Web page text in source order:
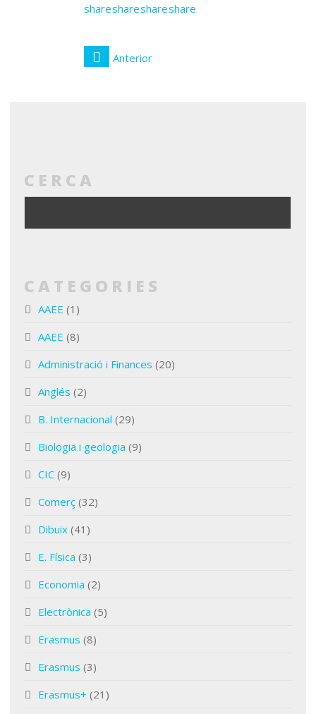
Anterior
CERCA
CATEGORIES
AAEE (1)
AAEE (8)
Administració i Finances (20)
Anglés (2)
B. Internacional (29)
Biologia i geologia (9)
CIC (9)
Comerç (32)
Dibuix (41)
E. Física (3)
Economia (2)
Electrònica (5)
Erasmus (8)
Erasmus (3)
Erasmus+ (21)